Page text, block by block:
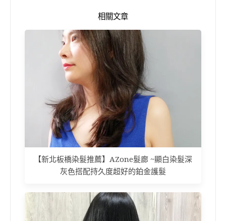
相關文章
【新北板橋染髮推薦】AZone髮廊 ~顯白染髮深
灰色搭配持久度超好的鉑金護髮